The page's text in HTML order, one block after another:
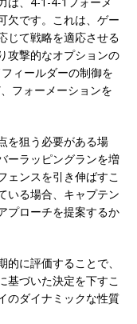
欠です。これは、ゲー
じて戦略を適応させる
攻撃的なオプションの
ィールダーの制御を
フォーメーションを
を狙う必要がある場
ーラッピングランを増
ェンスを引き伸ばすこ
いる場合、キャプテン
プローチを提案するか
に評価することで、
基づいた決定を下すこ
のダイナミックな性質